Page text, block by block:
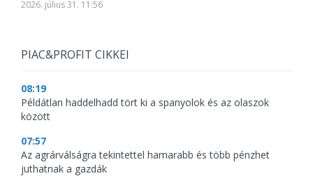
2026. július 31. 11:56
PIAC&PROFIT CIKKEI
08:19
Példátlan haddelhadd tört ki a spanyolok és az olaszok
között
07:57
Az agrárválságra tekintettel hamarabb és több pénzhet
juthatnak a gazdák